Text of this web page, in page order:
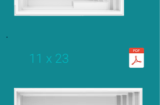
11 x 23